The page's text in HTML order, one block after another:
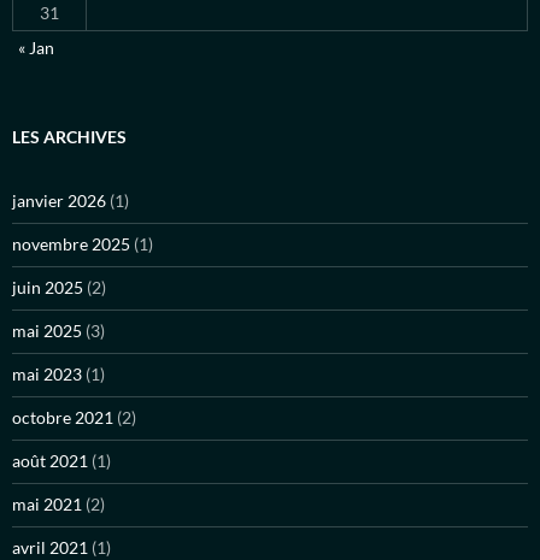
31
« Jan
LES ARCHIVES
janvier 2026 (1)
novembre 2025 (1)
juin 2025 (2)
mai 2025 (3)
mai 2023 (1)
octobre 2021 (2)
août 2021 (1)
mai 2021 (2)
avril 2021 (1)